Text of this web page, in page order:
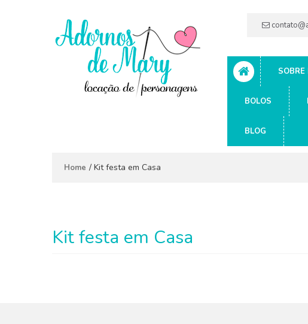
SOBRE
BOLOS
BLOG
Home / Kit festa em Casa
Kit festa em Casa